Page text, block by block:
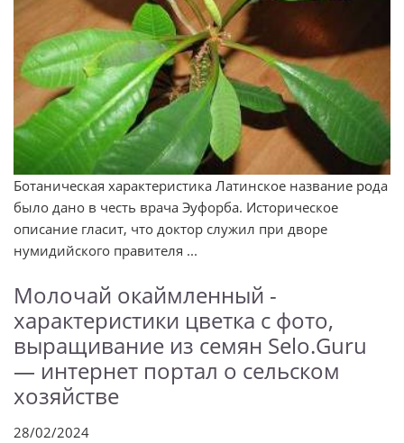
Ботаническая характеристика Латинское название рода
было дано в честь врача Эуфорба. Историческое
описание гласит, что доктор служил при дворе
нумидийского правителя ...
Молочай окаймленный -
характеристики цветка с фото,
выращивание из семян Selo.Guru
— интернет портал о сельском
хозяйстве
28/02/2024